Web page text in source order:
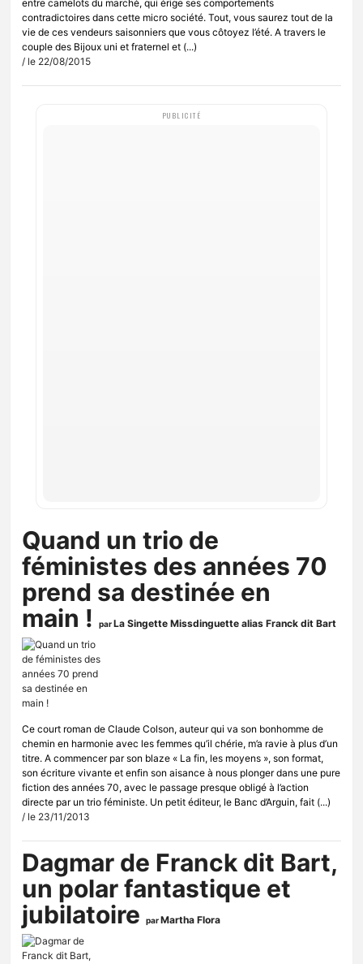
entre camelots du marché, qui érige ses comportements
contradictoires dans cette micro société. Tout, vous saurez tout de la
vie de ces vendeurs saisonniers que vous côtoyez l’été. A travers le
couple des Bijoux uni et fraternel et (...)
/ le 22/08/2015
PUBLICITÉ
Quand un trio de
féministes des années 70
prend sa destinée en
main !
parLa Singette Missdinguette alias Franck dit Bart
Ce court roman de Claude Colson, auteur qui va son bonhomme de
chemin en harmonie avec les femmes qu’il chérie, m’a ravie à plus d’un
titre. A commencer par son blaze « La fin, les moyens », son format,
son écriture vivante et enfin son aisance à nous plonger dans une pure
fiction des années 70, avec le passage presque obligé à l’action
directe par un trio féministe. Un petit éditeur, le Banc d’Arguin, fait (...)
/ le 23/11/2013
Dagmar de Franck dit Bart,
un polar fantastique et
jubilatoire
parMartha Flora